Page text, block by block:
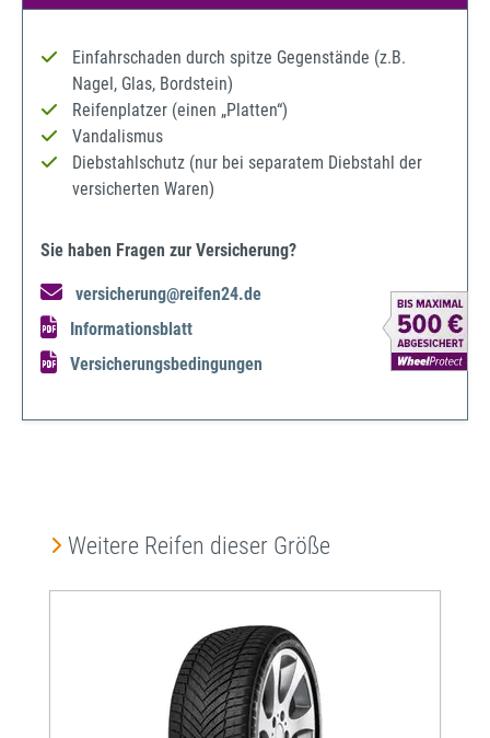
Einfahrschaden durch spitze Gegenstände (z.B.
Nagel, Glas, Bordstein)
Reifenplatzer (einen „Platten“)
Vandalismus
Diebstahlschutz (nur bei separatem Diebstahl der
versicherten Waren)
Sie haben Fragen zur Versicherung?
versicherung@reifen24.de
Informationsblatt
Versicherungsbedingungen
Produktgalerie überspringen
Weitere Reifen dieser Größe